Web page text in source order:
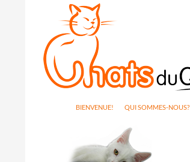
BIENVENUE! QUI SOMMES-NOUS?